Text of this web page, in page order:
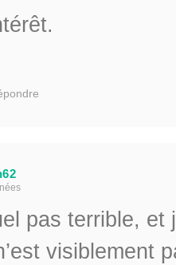
pas terrible, et
visiblement